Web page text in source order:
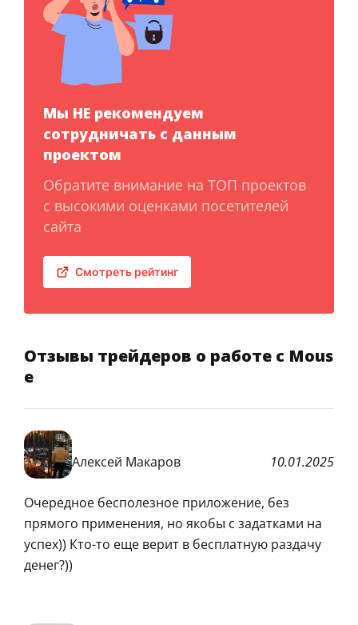
Мы НЕ рекомендуем
сотрудничать с данным
проектом
Обратите внимание на ТОП проектов
с высокими оценками посетителей
сайта
Смотреть рейтинг
Отзывы трейдеров о работе с Mous
e
Алексей Макаров 10.01.2025
Очередное бесполезное приложение, без
прямого применения, но якобы с задатками на
успех)) Кто-то еще верит в бесплатную раздачу
денег?))